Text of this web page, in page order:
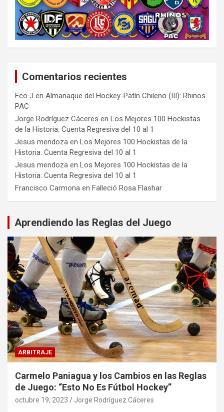
Comentarios recientes
Fco J en Almanaque del Hockey-Patín Chileno (III): Rhinos
PAC
Jorge Rodríguez Cáceres en Los Mejores 100 Hockistas
de la Historia: Cuenta Regresiva del 10 al 1
Jesus mendoza en Los Mejores 100 Hockistas de la
Historia: Cuenta Regresiva del 10 al 1
Jesus mendoza en Los Mejores 100 Hockistas de la
Historia: Cuenta Regresiva del 10 al 1
Francisco Carmona en Falleció Rosa Flashar
Aprendiendo las Reglas del Juego
ARBITRAJE
Carmelo Paniagua y los Cambios en las Reglas
de Juego: “Esto No Es Fútbol Hockey”
octubre 19, 2023 Jorge Rodríguez Cáceres